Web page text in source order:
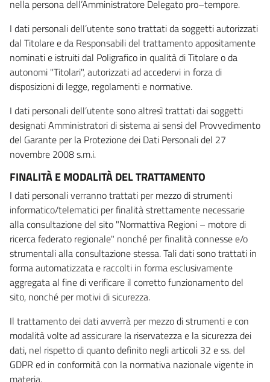
nella persona dell’Amministratore Delegato pro–tempore.
I dati personali dell’utente sono trattati da soggetti autorizzati
dal Titolare e da Responsabili del trattamento appositamente
nominati e istruiti dal Poligrafico in qualità di Titolare o da
autonomi "Titolari", autorizzati ad accedervi in forza di
disposizioni di legge, regolamenti e normative.
I dati personali dell’utente sono altresì trattati dai soggetti
designati Amministratori di sistema ai sensi del Provvedimento
del Garante per la Protezione dei Dati Personali del 27
novembre 2008 s.m.i.
FINALITÀ E MODALITÀ DEL TRATTAMENTO
I dati personali verranno trattati per mezzo di strumenti
informatico/telematici per finalità strettamente necessarie
alla consultazione del sito "Normattiva Regioni – motore di
ricerca federato regionale" nonché per finalità connesse e/o
strumentali alla consultazione stessa. Tali dati sono trattati in
forma automatizzata e raccolti in forma esclusivamente
aggregata al fine di verificare il corretto funzionamento del
sito, nonché per motivi di sicurezza.
Il trattamento dei dati avverrà per mezzo di strumenti e con
modalità volte ad assicurare la riservatezza e la sicurezza dei
dati, nel rispetto di quanto definito negli articoli 32 e ss. del
GDPR ed in conformità con la normativa nazionale vigente in
materia.